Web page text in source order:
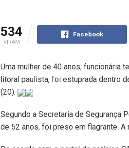
534
VIRAM
Facebook
Uma mulher de 40 anos, funcionária
litoral paulista, foi estuprada dentro
(20).
Segundo a Secretaria de Segurança
de 52 anos, foi preso em flagrante. A